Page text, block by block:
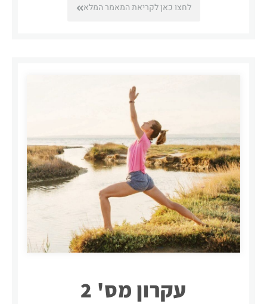
לחצו כאן לקריאת המאמר המלא
עקרון מס' 2